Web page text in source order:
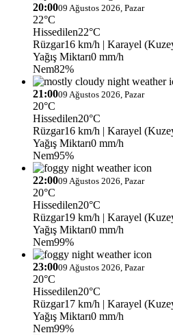
20:0009 Ağustos 2026, Pazar
22°C
Hissedilen22°C
Rüzgar16 km/h | Karayel
Yağış Miktarı0 mm/h
Nem82%
21:0009 Ağustos 2026, Pazar
20°C
Hissedilen20°C
Rüzgar16 km/h | Karayel
Yağış Miktarı0 mm/h
Nem95%
22:0009 Ağustos 2026, Pazar
20°C
Hissedilen20°C
Rüzgar19 km/h | Karayel
Yağış Miktarı0 mm/h
Nem99%
23:0009 Ağustos 2026, Pazar
20°C
Hissedilen20°C
Rüzgar17 km/h | Karayel
Yağış Miktarı0 mm/h
Nem99%